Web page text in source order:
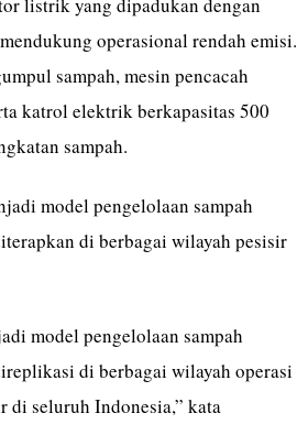
listrik yang dipadukan dengan
operasional rendah emisi.
sampah, mesin pencacah
katrol elektrik berkapasitas 500
sampah.
model pengelolaan sampah
di berbagai wilayah pesisir
model pengelolaan sampah
di berbagai wilayah operasi
di seluruh Indonesia,” kata